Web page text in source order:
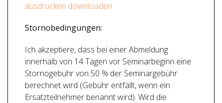
ausdrucken downloaden
Stornobedingungen:
Ich akzeptiere, dass bei einer Abmeldung
innerhalb von 14 Tagen vor Seminarbeginn eine
Stornogebühr von 50 % der Seminargebühr
berechnet wird (Gebühr entfällt, wenn ein
Ersatzteilnehmer benannt wird). Wird die